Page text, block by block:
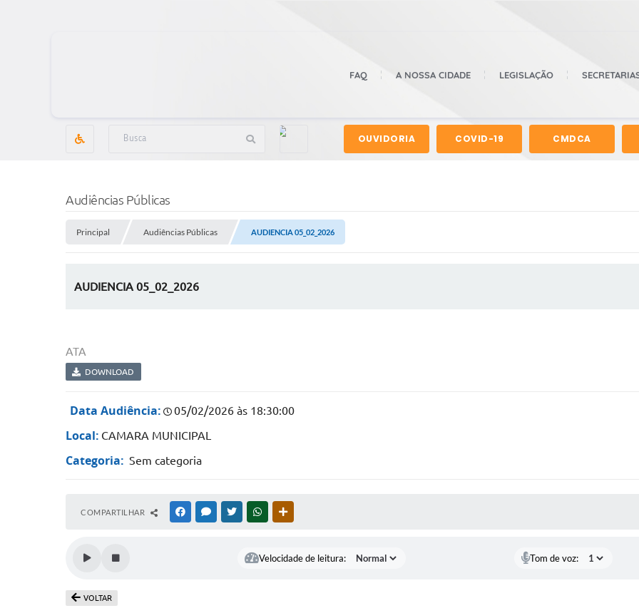
FAQ A NOSSA CIDADE LEGISLAÇÃO
OUVIDORIA COVID-19 CMDCA
Audiências Públicas
Principal Audiências Públicas AUDIENCIA 05_02_2026
AUDIENCIA 05_02_2026
ATA
DOWNLOAD
Data Audiência: 05/02/2026 às 18:30:00
Local: CAMARA MUNICIPAL
Categoria: Sem categoria
COMPARTILHAR FACEBOOKMESSENGER
TWITTERWHATSAPP
Velocidade de leitura: Tom de voz:
VOLTAR